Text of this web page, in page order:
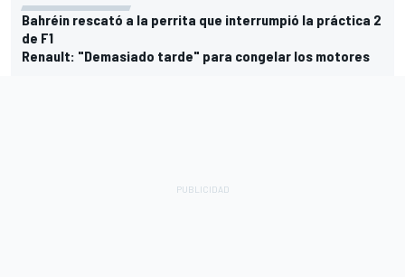
Bahréin rescató a la perrita que interrumpió la práctica 2
de F1
Renault: "Demasiado tarde" para congelar los motores